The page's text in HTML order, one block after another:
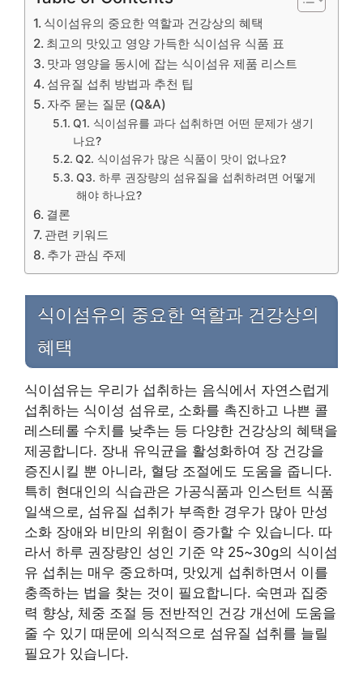
식이섬유의 중요한 역할과 건강상의 혜택
최고의 맛있고 영양 가득한 식이섬유 식품 표
맛과 영양을 동시에 잡는 식이섬유 제품 리스트
섬유질 섭취 방법과 추천 팁
자주 묻는 질문 (Q&A)
Q1. 식이섬유를 과다 섭취하면 어떤 문제가 생기
나요?
Q2. 식이섬유가 많은 식품이 맛이 없나요?
Q3. 하루 권장량의 섬유질을 섭취하려면 어떻게
해야 하나요?
결론
관련 키워드
추가 관심 주제
식이섬유의 중요한 역할과 건강상의
혜택
식이섬유는 우리가 섭취하는 음식에서 자연스럽게
섭취하는 식이성 섬유로, 소화를 촉진하고 나쁜 콜
레스테롤 수치를 낮추는 등 다양한 건강상의 혜택을
제공합니다. 장내 유익균을 활성화하여 장 건강을
증진시킬 뿐 아니라, 혈당 조절에도 도움을 줍니다.
특히 현대인의 식습관은 가공식품과 인스턴트 식품
일색으로, 섬유질 섭취가 부족한 경우가 많아 만성
소화 장애와 비만의 위험이 증가할 수 있습니다. 따
라서 하루 권장량인 성인 기준 약 25~30g의 식이섬
유 섭취는 매우 중요하며, 맛있게 섭취하면서 이를
충족하는 법을 찾는 것이 필요합니다. 숙면과 집중
력 향상, 체중 조절 등 전반적인 건강 개선에 도움을
줄 수 있기 때문에 의식적으로 섬유질 섭취를 늘릴
필요가 있습니다.